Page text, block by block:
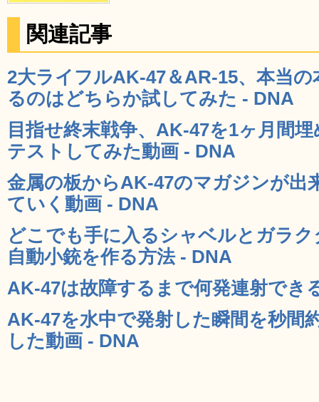
関連記事
2大ライフルAK-47＆AR-15、本当
るのはどちらか試してみた - DNA
目指せ終末戦争、AK-47を1ヶ月間
テストしてみた動画 - DNA
金属の板からAK-47のマガジンが出
ていく動画 - DNA
どこでも手に入るシャベルとガラ
自動小銃を作る方法 - DNA
AK-47は故障するまで何発連射でき
AK-47を水中で発射した瞬間を秒間
した動画 - DNA